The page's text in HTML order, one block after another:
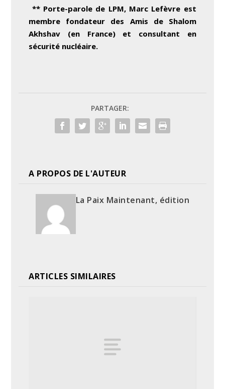
** Porte-parole de LPM, Marc Lefèvre est
membre fondateur des Amis de Shalom
Akhshav (en France) et consultant en
sécurité nucléaire.
PARTAGER:
A PROPOS DE L'AUTEUR
La Paix Maintenant, édition
ARTICLES SIMILAIRES